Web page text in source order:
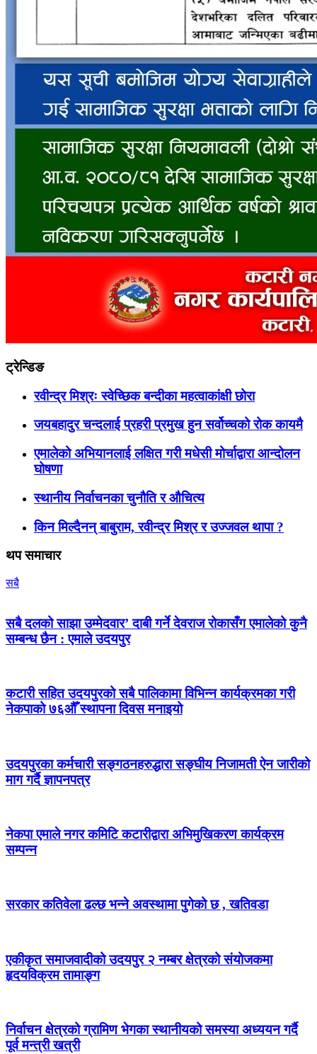
ट्रेन्डिङ
रवीन्द्र मिश्रः स्वेच्छिक बन्दीका महत्वाकांक्षी छोरा
जयबहादुर चन्दलाई प्रहरी प्रमुख हुन सर्वोच्चको रोक कायमै
एमालेको अभियानलाई लक्षित गरी मधेसी मोर्चाद्वारा आन्दोलन
घोषणा
स्थानीय निर्वाचनका चुनौति र औचित्य
किन मिल्दैनन् बाबुराम, रवीन्द्र मिश्र र उज्जवल थापा ?
थप समाचार
सबै
सबै दलको साझा उम्मेदवार’ दाबी गर्ने देवराज रोकासँग एमालेको कुनै
सम्बन्ध छैन : एमाले उदयपुर
कटारी सहित उदयपुरको सबै पालिकामा विभिन्न कार्यक्रमका गरी
नेकपाको ७६औँ स्थापना दिवस मनाइयो
उदयपुरका कर्मचारी सङ्गठनहरुद्धारा सङ्घीय निजामती ऐन जारीको
माग गर्दै ज्ञापनपत्र
नेकपा एमाले नगर कमिटि कटारीद्वारा अभिमुखिकरण कार्यक्रम
सम्पन्न
सरकार कतिवेला ढल्छ भन्ने अवस्थामा पुगेको छ , खतिवडा
एकीकृत समाजवादीको उदयपुर २ नम्बर क्षेत्रको संयोजकमा
हृदयविक्रम तामाङ्ग
निर्वाचन क्षेत्रको ग्रामिण भेगका स्थानीयको समस्या अध्ययन गर्दै
पूर्व मन्त्री खत्री